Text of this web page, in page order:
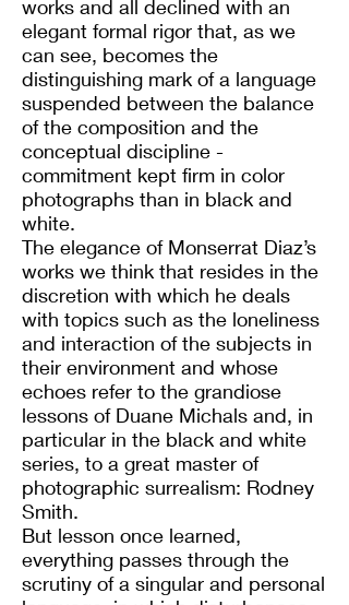
works and all declined with an
elegant formal rigor that, as we
can see, becomes the
distinguishing mark of a language
suspended between the balance
of the composition and the
conceptual discipline -
commitment kept firm in color
photographs than in black and
white.
The elegance of Monserrat Diaz’s
works we think that resides in the
discretion with which he deals
with topics such as the loneliness
and interaction of the subjects in
their environment and whose
echoes refer to the grandiose
lessons of Duane Michals and, in
particular in the black and white
series, to a great master of
photographic surrealism: Rodney
Smith.
But lesson once learned,
everything passes through the
scrutiny of a singular and personal